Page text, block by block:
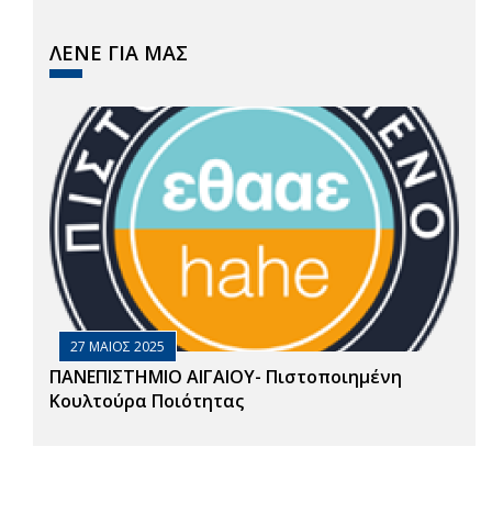
ΛΕΝΕ ΓΙΑ ΜΑΣ
27 ΜΑΙΟΣ 2025
ΠΑΝΕΠΙΣΤΗΜΙΟ ΑΙΓΑΙΟΥ- Πιστοποιημένη
Κουλτούρα Ποιότητας